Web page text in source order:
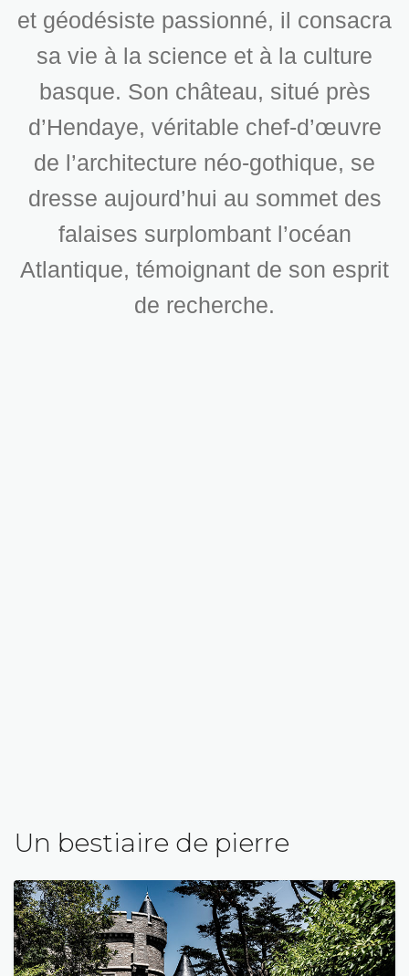
et géodésiste passionné, il consacra
sa vie à la science et à la culture
basque. Son château, situé près
d’Hendaye, véritable chef-d’œuvre
de l’architecture néo-gothique, se
dresse aujourd’hui au sommet des
falaises surplombant l’océan
Atlantique, témoignant de son esprit
de recherche.
Un bestiaire de pierre